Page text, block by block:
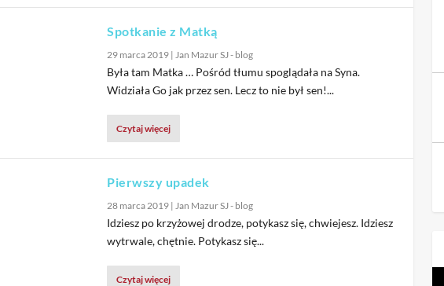
Spotkanie z Matką
29 marca 2019 | Jan Mazur SJ - blog
Była tam Matka … Pośród tłumu spoglądała na Syna.
Widziała Go jak przez sen. Lecz to nie był sen!...
Czytaj więcej
Pierwszy upadek
28 marca 2019 | Jan Mazur SJ - blog
Idziesz po krzyżowej drodze, potykasz się, chwiejesz. Idziesz
wytrwale, chętnie. Potykasz się...
Czytaj więcej